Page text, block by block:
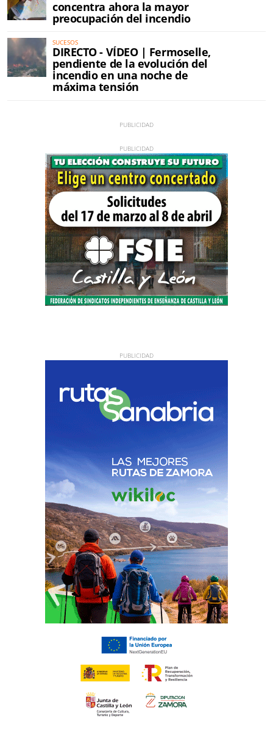
concentra ahora la mayor
preocupación del incendio
SUCESOS
DIRECTO - VÍDEO | Fermoselle,
pendiente de la evolución del
incendio en una noche de
máxima tensión